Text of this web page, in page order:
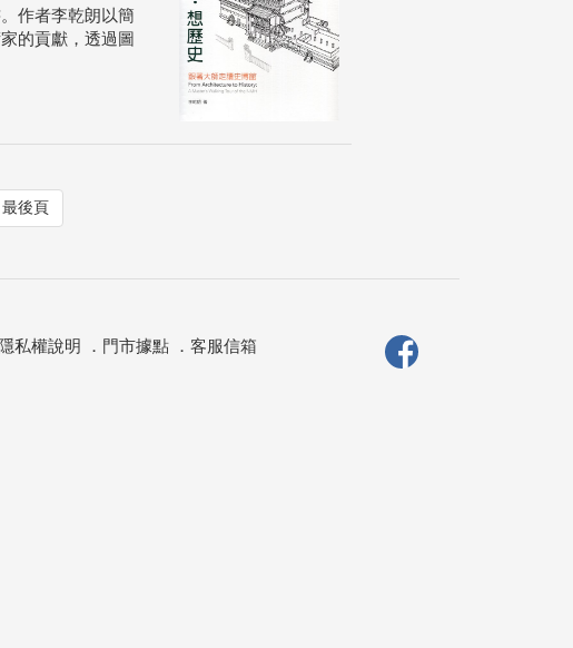
作者李乾朗以簡
的貢獻，透過圖
最後頁
隱私權說明 ． 門市據點． 客服信箱